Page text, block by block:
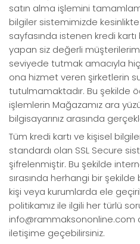
satın alma işlemini
bilgiler sistemimizde
sayfasında istenen kredi
yapan siz değerli
seviyede tutmak amacıyla
ona hizmet veren şirketlerin
tutulmamaktadır. Bu şekilde
işlemlerin Mağazamız ara
bilgisayarınız arasında
Tüm kredi kartı ve kişisel
standardı olan SSL Secure
şifrelenmiştir. Bu şekilde
sırasında herhangi bir
kişi veya kurumlarda ele
politikamız ile ilgili her türlü
info@rammaksononline.com
iletişime geçebilirsiniz.